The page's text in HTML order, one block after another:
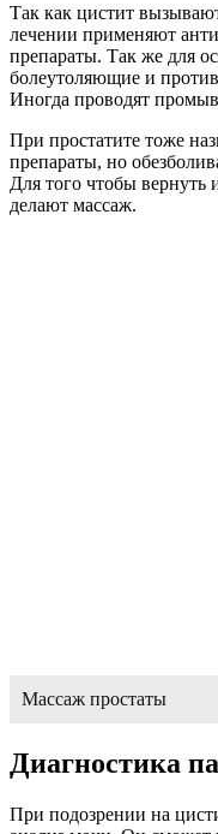
Так как цистит
лечении применяют
препараты. Так же для
болеутоляющие и
Иногда проводят
При простатите тоже
препараты, но
Для того чтобы вернуть
делают массаж.
Массаж простаты
Диагностика
При подозрении на